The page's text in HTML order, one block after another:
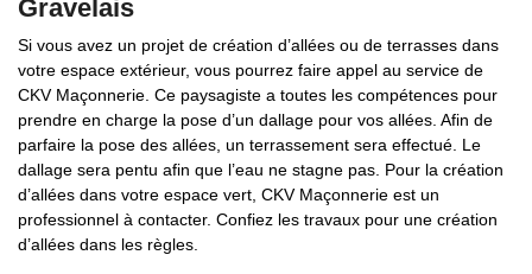
Gravelais
Si vous avez un projet de création d’allées ou de terrasses dans
votre espace extérieur, vous pourrez faire appel au service de
CKV Maçonnerie. Ce paysagiste a toutes les compétences pour
prendre en charge la pose d’un dallage pour vos allées. Afin de
parfaire la pose des allées, un terrassement sera effectué. Le
dallage sera pentu afin que l’eau ne stagne pas. Pour la création
d’allées dans votre espace vert, CKV Maçonnerie est un
professionnel à contacter. Confiez les travaux pour une création
d’allées dans les règles.